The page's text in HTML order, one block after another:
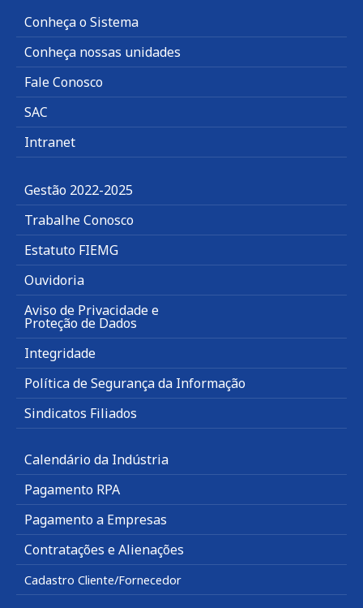
Conheça o Sistema
Conheça nossas unidades
Fale Conosco
SAC
Intranet
Gestão 2022-2025
Trabalhe Conosco
Estatuto FIEMG
Ouvidoria
Aviso de Privacidade e
Proteção de Dados
Integridade
Política de Segurança da Informação
Sindicatos Filiados
Calendário da Indústria
Pagamento RPA
Pagamento a Empresas
Contratações e Alienações
Cadastro Cliente/Fornecedor